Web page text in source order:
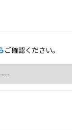
ご確認ください。